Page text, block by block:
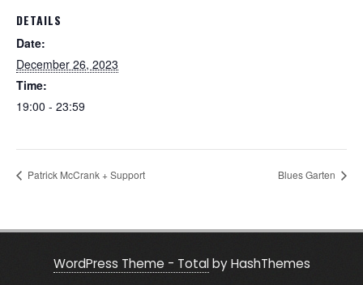
DETAILS
Date:
December 26, 2023
Time:
19:00 - 23:59
Patrick McCrank + Support Blues Garten
WordPress Theme - Totalby HashThemes